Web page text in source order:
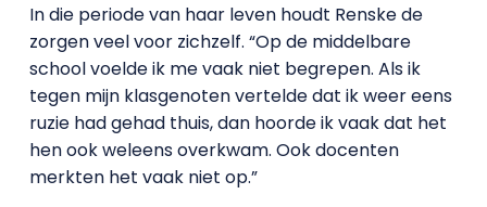
In die periode van haar leven houdt Renske de
zorgen veel voor zichzelf. “Op de middelbare
school voelde ik me vaak niet begrepen. Als ik
tegen mijn klasgenoten vertelde dat ik weer eens
ruzie had gehad thuis, dan hoorde ik vaak dat het
hen ook weleens overkwam. Ook docenten
merkten het vaak niet op.”